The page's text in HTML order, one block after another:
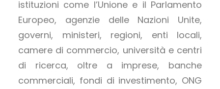
istituzioni come l’Unione e il Parlamento
Europeo, agenzie delle Nazioni Unite,
governi, ministeri, regioni, enti locali,
camere di commercio, università e centri
di ricerca, oltre a imprese, banche
commerciali, fondi di investimento, ONG